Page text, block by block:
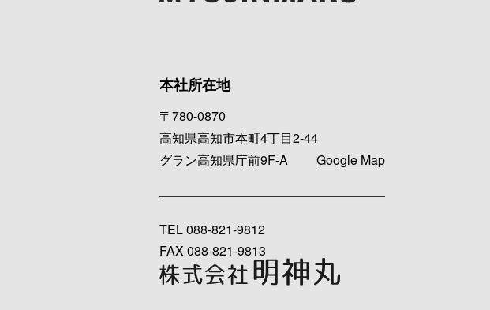
本社所在地
〒780-0870
高知県高知市本町4丁目2-44
グラン高知県庁前9F-A
Google Map
TEL088-821-9812
FAX 088-821-9813